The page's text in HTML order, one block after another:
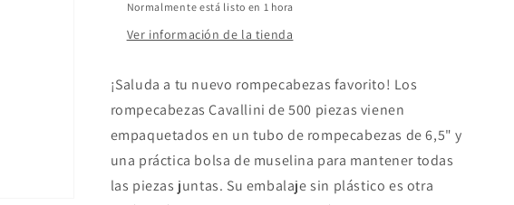
Normalmente está listo en 1 hora
Ver información de la tienda
¡Saluda a tu nuevo rompecabezas favorito! Los
rompecabezas Cavallini de 500 piezas vienen
empaquetados en un tubo de rompecabezas de 6,5" y
una práctica bolsa de muselina para mantener todas
las piezas juntas. Su embalaje sin plástico es otra